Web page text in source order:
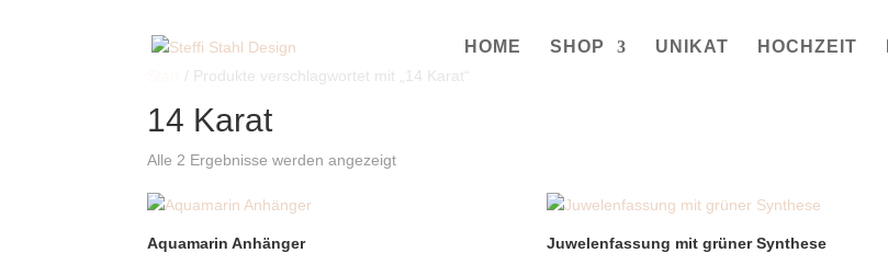
HOME SHOP UNIKAT HOCHZEIT
/ Produkte verschlagwortet mit „14 Karat“
14 Karat
Alle 2 Ergebnisse werden angezeigt
Aquamarin Anhänger
Juwelenfassung mit grüner Synthese